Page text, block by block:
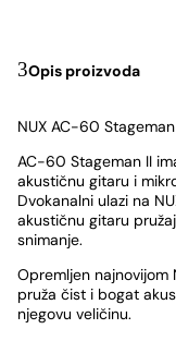
Opis proizvoda
NUX AC-60
AC-60 Stageman II
akustičnu gitaru i
Dvokanalni ulazi na
akustičnu gitaru
snimanje.
Opremljen najnovijom
pruža čist i bogat
njegovu veličinu.